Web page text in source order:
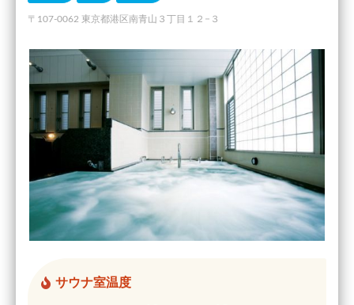
〒107-0062 東京都港区南青山３丁目１２−３
サウナ室温度